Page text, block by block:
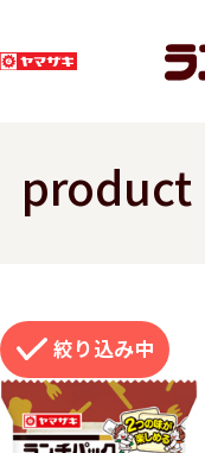
product
絞り込み